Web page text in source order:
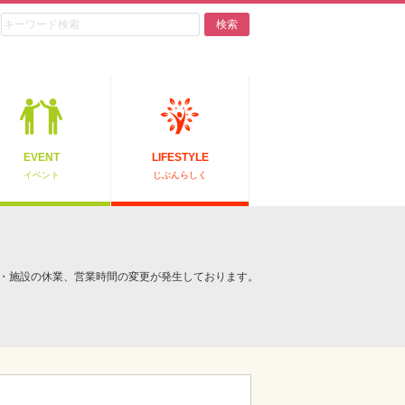
検索
EVENT
イベント
LIFESTYLE
じぶんらしく
設の休業、営業時間の変更が発生しております。